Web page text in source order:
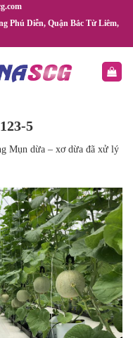
Phú Diễn, Quận Bắc Từ Liêm,
5
Mụn dừa – xơ dừa đã xử lý